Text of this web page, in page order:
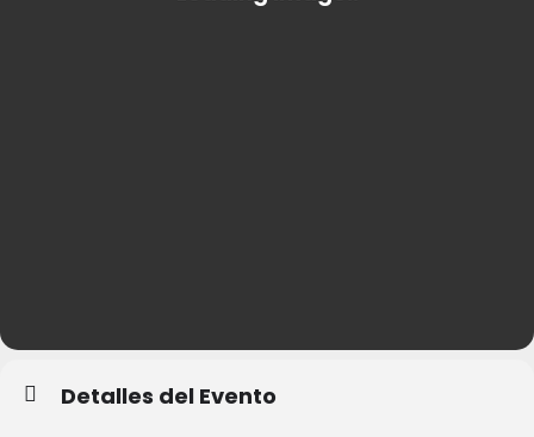
Detalles del Evento